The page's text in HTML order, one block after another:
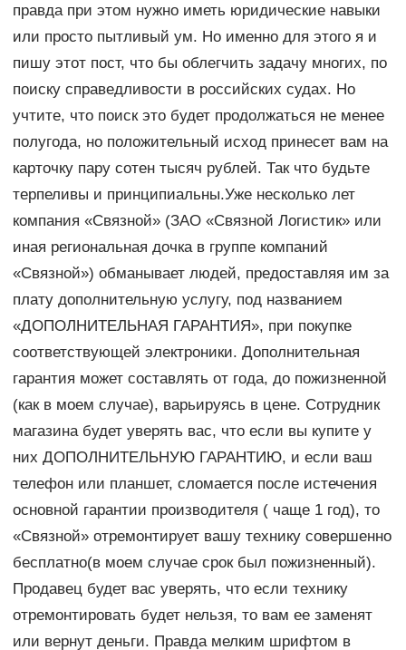
правда при этом нужно иметь юридические навыки
или просто пытливый ум. Но именно для этого я и
пишу этот пост, что бы облегчить задачу многих, по
поиску справедливости в российских судах. Но
учтите, что поиск это будет продолжаться не менее
полугода, но положительный исход принесет вам на
карточку пару сотен тысяч рублей. Так что будьте
терпеливы и принципиальны.Уже несколько лет
компания «Связной» (ЗАО «Связной Логистик» или
иная региональная дочка в группе компаний
«Связной») обманывает людей, предоставляя им за
плату дополнительную услугу, под названием
«ДОПОЛНИТЕЛЬНАЯ ГАРАНТИЯ», при покупке
соответствующей электроники. Дополнительная
гарантия может составлять от года, до пожизненной
(как в моем случае), варьируясь в цене. Сотрудник
магазина будет уверять вас, что если вы купите у
них ДОПОЛНИТЕЛЬНУЮ ГАРАНТИЮ, и если ваш
телефон или планшет, сломается после истечения
основной гарантии производителя ( чаще 1 год), то
«Связной» отремонтирует вашу технику совершенно
бесплатно(в моем случае срок был пожизненный).
Продавец будет вас уверять, что если технику
отремонтировать будет нельзя, то вам ее заменят
или вернут деньги. Правда мелким шрифтом в